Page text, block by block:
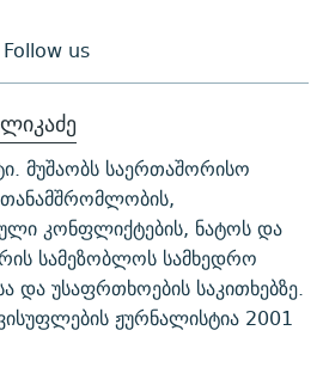
Follow us
მუშაობს საერთაშორისო
კონფლიქტების, ნატოს და
სამეზობლოს სამხედრო
და უსაფრთხოების საკითხებზე.
ჟურნალისტია 2001